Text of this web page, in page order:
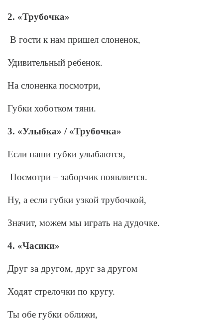
2. «Трубочка»
В гости к нам пришел слоненок,
Удивительный ребенок.
На слоненка посмотри,
Губки хоботком тяни.
3. «Улыбка» / «Трубочка»
Если наши губки улыбаются,
Посмотри – заборчик появляется.
Ну, а если губки узкой трубочкой,
Значит, можем мы играть на дудочке.
4. «Часики»
Друг за другом, друг за другом
Ходят стрелочки по кругу.
Ты обе губки оближи,